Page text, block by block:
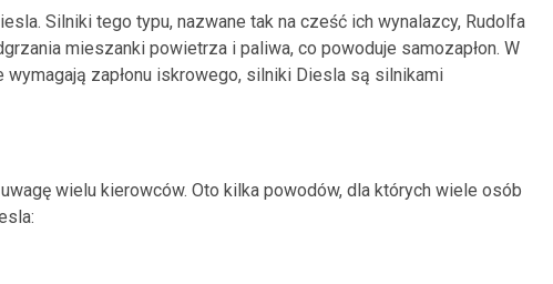
Silniki tego typu, nazwane tak na cześć ich wynalazcy, Rudolfa
mieszanki powietrza i paliwa, co powoduje samozapłon. W
zapłonu iskrowego, silniki Diesla są silnikami
wielu kierowców. Oto kilka powodów, dla których wiele osób